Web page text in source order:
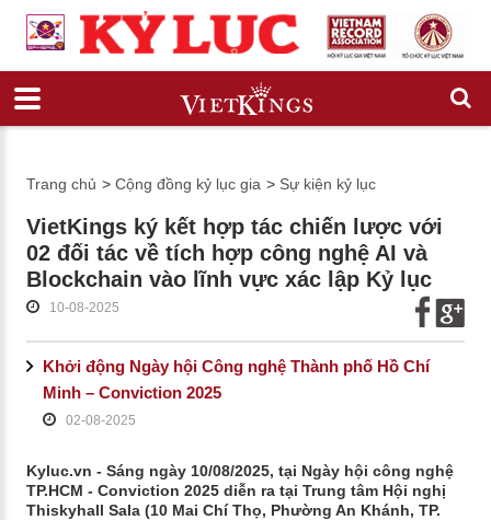
Trang chủ > Cộng đồng kỷ lục gia > Sự kiện kỷ lục
VietKings ký kết hợp tác chiến lược với
02 đối tác về tích hợp công nghệ AI và
Blockchain vào lĩnh vực xác lập Kỷ lục
10-08-2025
Khởi động Ngày hội Công nghệ Thành phố Hồ Chí
Minh – Conviction 2025
02-08-2025
Kyluc.vn - Sáng ngày 10/08/2025, tại Ngày hội công nghệ
TP.HCM - Conviction 2025 diễn ra tại Trung tâm Hội nghị
Thiskyhall Sala (10 Mai Chí Thọ, Phường An Khánh, TP.